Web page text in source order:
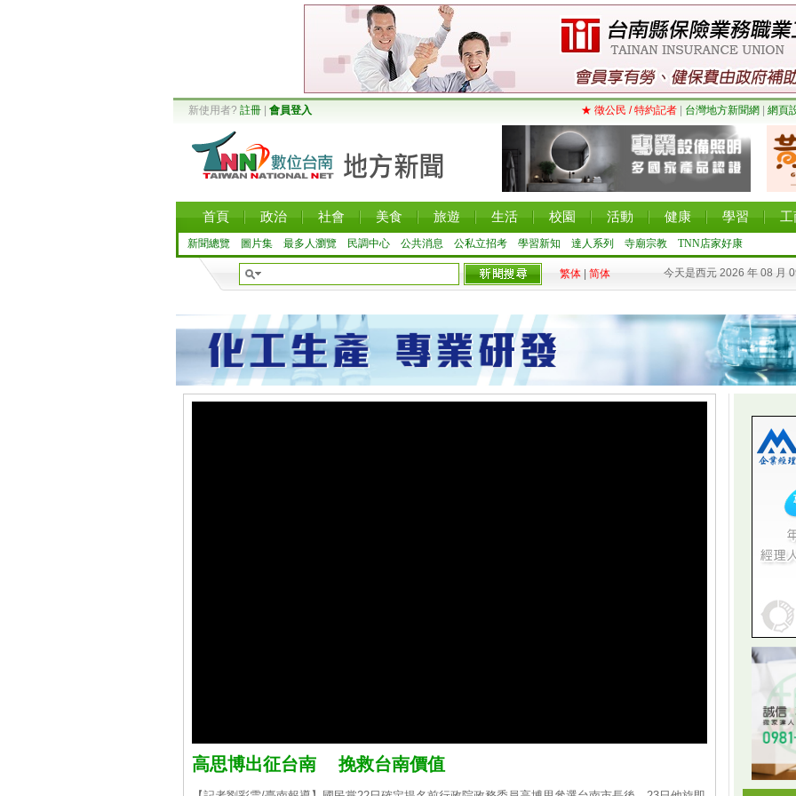
新使用者? 註冊 會員登入 ★ 徵公民 / 特約記者 台灣地方新聞網 網頁
首頁 政治 社會 美食 旅遊 生活 校園 活動 健康 學習 工
新聞總覽 圖片集 最多人瀏覽 民調中心 公共消息 公私立招考 學習新知 達人系列 寺廟宗教 TNN店家好康
繁体 简体 今天是西元 2026 年 08 月
高思博出征台南 挽救台南價值